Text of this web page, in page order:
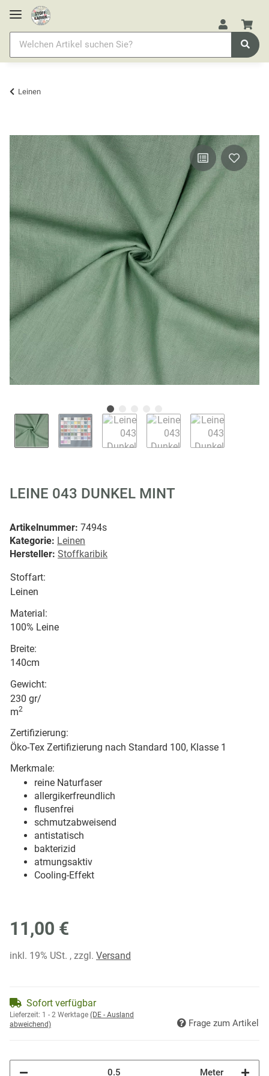
Leinen
LEINE 043 DUNKEL MINT
Artikelnummer: 7494s
Kategorie: Leinen
Hersteller: Stoffkaribik
Stoffart:
Leinen
Material:
100% Leine
Breite:
140cm
Gewicht:
230 gr/
m2
Zertifizierung:
Öko-Tex Zertifizierung nach Standard 100, Klasse 1
Merkmale:
reine Naturfaser
allergikerfreundlich
flusenfrei
schmutzabweisend
antistatisch
bakterizid
atmungsaktiv
Cooling-Effekt
11,00 €
inkl. 19% USt. , zzgl. Versand
Sofort verfügbar
Lieferzeit: 1 - 2 Werktage (DE - Ausland
abweichend)
Frage zum Artikel
Meter